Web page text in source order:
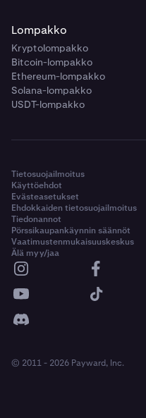
Lompakko
Kryptolompakko
Bitcoin-lompakko
Ethereum-lompakko
Solana-lompakko
USDT-lompakko
Tietosuojailmoitus
Käyttöehdot
Evästeasetukset
Ehdokkaiden tietosuojailmoitus
Tiedonannot
Pörssikaupankäynnin säännöt
Vaatimustenmukaisuuskeskus
Älä myy/jaa
© 2011 - 2026 Payward, Inc.